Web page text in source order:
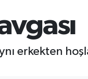
erkekten